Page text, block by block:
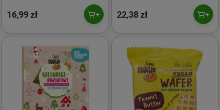
BEZGLUTENOWA BIO 80 g -
ME GUSTO (SUPER FUDGIO)
16,99 zł
daktylami z 71% kakao, bio,
bez glutenu - 80 g
22,38 zł